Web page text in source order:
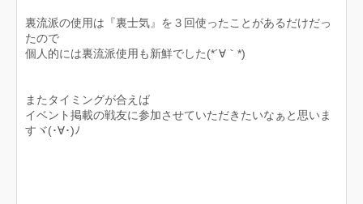
裏流派の使用は『裏士気』を３回使ったことがあるだけだっ
たので
個人的には裏流派使用も新鮮でした(*´∀｀*)
またタイミングが合えば
イベント掲載の戦友に参加させていただきたいなぁと思いま
すヾ(･∀･)ﾉ